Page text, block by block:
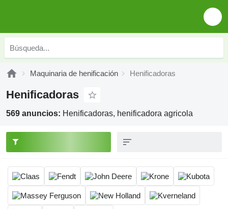
Maquinaria de henificación Henificadoras
Henificadoras
569 anuncios: Henificadoras, henificadora agricola